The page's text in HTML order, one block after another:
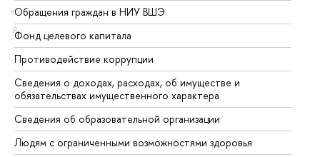
Ю
Я
Обращения граждан в НИУ ВШЭ
Фонд целевого капитала
Противодействие коррупции
Сведения о доходах, расходах, об имуществе и
обязательствах имущественного характера
Сведения об образовательной организации
Людям с ограниченными возможностями здоровья